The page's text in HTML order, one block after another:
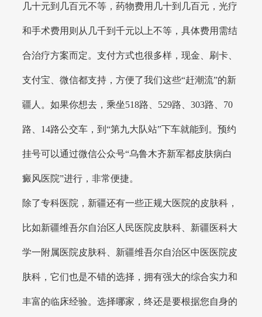
几十元到几百元不等，药物费用几十到几百元，光疗
和手术费用则从几千到千元以上不等，具体费用需结
合治疗方案而定。支付方式也很多样，现金、刷卡、
支付宝、微信都支持，方便了我们这些“赶潮流”的新
疆人。如果你想去，乘坐518路、529路、303路、70
路、14路公交车，到“第九大队站”下车就能到。预约
挂号可以通过微信公众号“乌鲁木齐新军都皮肤病白
癜风医院”进行，非常便捷。
除了专科医院，新疆还有一些正规大医院的皮肤科，
比如新疆维吾尔自治区人民医院皮肤科、新疆医科大
学一附属医院皮肤科、新疆维吾尔自治区中医医院皮
肤科，它们也是不错的选择，拥有强大的综合实力和
丰富的临床经验。选择哪家，终还是要根据您自身的